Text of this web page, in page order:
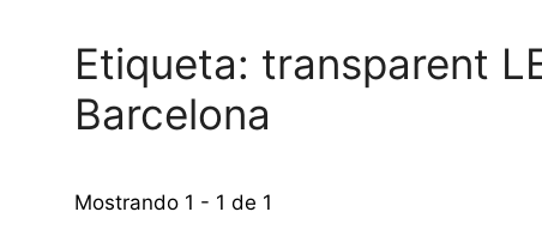
Etiqueta: transparent
Barcelona
Mostrando 1 - 1 de 1